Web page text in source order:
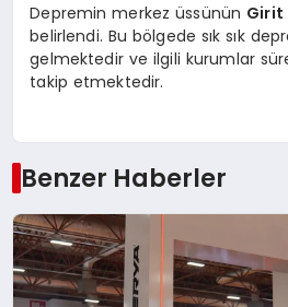
Depremin merkez üssünün Girit
belirlendi. Bu bölgede sık sık
gelmektedir ve ilgili kurumlar
takip etmektedir.
Benzer Haberler